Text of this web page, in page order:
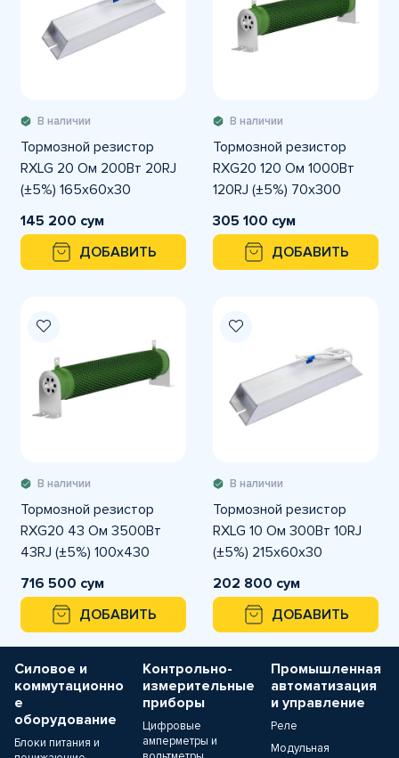
В наличии
Тормозной резистор
RXLG 20 Ом 200Вт 20RJ
(±5%) 165x60x30
145 200 сум
ДОБАВИТЬ
В наличии
Тормозной резистор
RXG20 120 Ом 1000Вт
120RJ (±5%) 70x300
305 100 сум
ДОБАВИТЬ
В наличии
Тормозной резистор
RXG20 43 Ом 3500Вт
43RJ (±5%) 100x430
716 500 сум
ДОБАВИТЬ
В наличии
Тормозной резистор
RXLG 10 Ом 300Вт 10RJ
(±5%) 215x60x30
202 800 сум
ДОБАВИТЬ
Силовое и
коммутационно
е
оборудование
Блоки питания и
Контрольно-
измерительные
приборы
Цифровые
амперметры и
Промышленная
автоматизация
и управление
Реле
Модульная